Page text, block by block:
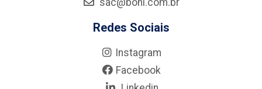
Redes Sociais
Instagram
Facebook